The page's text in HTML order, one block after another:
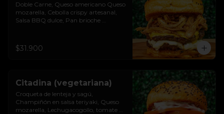
Doble Carne, Queso americano Queso
mozarella, Cebolla crispy artesanal,
Salsa BBQ dulce, Pan brioche
$31.900
Citadina (vegetariana)
Croqueta de lenteja y sagú,
Champiñón en salsa teriyaki, Queso
mozarella, Lechugacogollo, tomate